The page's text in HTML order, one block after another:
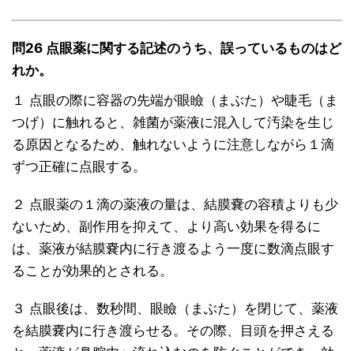
問26 点眼薬に関する記述のうち、誤っているものはど
れか。
１ 点眼の際に容器の先端が眼瞼（まぶた）や睫毛（ま
つげ）に触れると、雑菌が薬液に混入して汚染を生じ
る原因となるため、触れないように注意しながら１滴
ずつ正確に点眼する。
２ 点眼薬の１滴の薬液の量は、結膜嚢の容積よりも少
ないため、副作用を抑えて、より高い効果を得るに
は、薬液が結膜嚢内に行き渡るよう一度に数滴点眼す
ることが効果的とされる。
３ 点眼後は、数秒間、眼瞼（まぶた）を閉じて、薬液
を結膜嚢内に行き渡らせる。その際、目頭を押さえる